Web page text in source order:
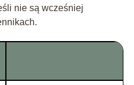
nie są wcześniej